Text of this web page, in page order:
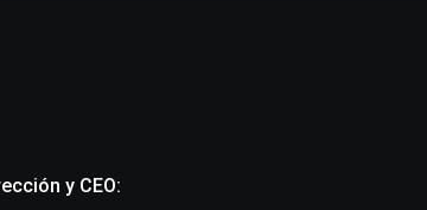
y CEO: